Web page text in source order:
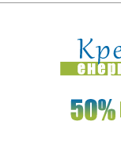
23:48:Otišao
se...
23:47:Srpkinje
Detalji